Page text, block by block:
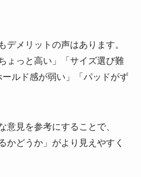
デメリットの声はあります。
ょっと高い」「サイズ選び難
ールド感が弱い」「パッドがず
意見を参考にすることで、
かどうか」がより見えやすく